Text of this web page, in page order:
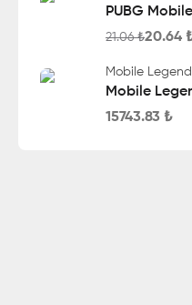
PUBG
21.06₺20.64
Mobile
Mobile
15743.83 ₺